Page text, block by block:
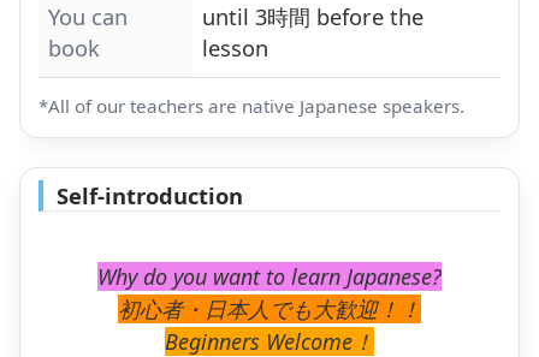
You can
book
until 3時間 before the
lesson
*All of our teachers are native Japanese speakers.
Self-introduction
Why do you want to learn Japanese?
初心者・日本人でも大歓迎！！
Beginners Welcome！